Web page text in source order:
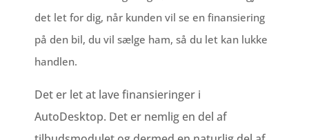
det let for dig, når kunden vil se en finansiering
på den bil, du vil sælge ham, så du let kan lukke
handlen.
Det er let at lave finansieringer i
AutoDesktop. Det er nemlig en del af